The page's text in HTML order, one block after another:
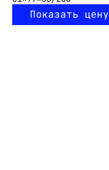
Показать цену